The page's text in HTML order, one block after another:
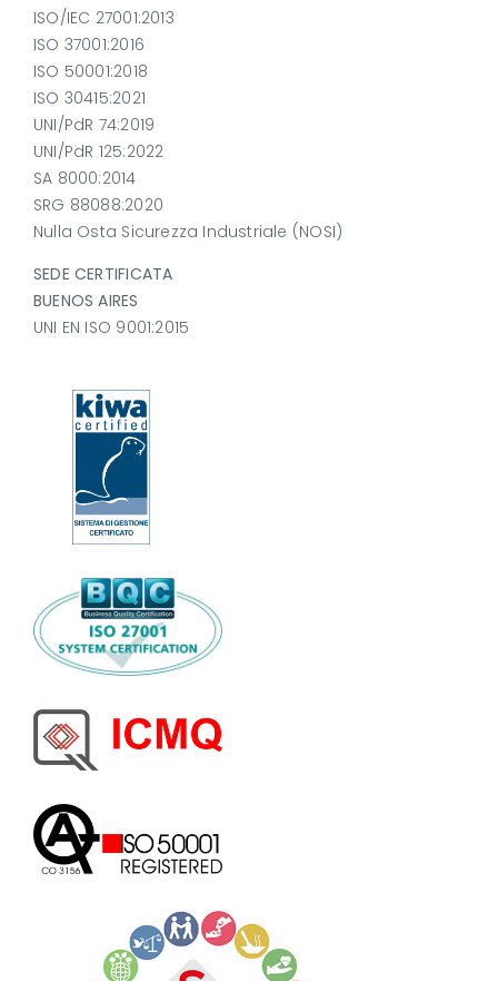
ISO/IEC 27001:2013
ISO 37001:2016
ISO 50001:2018
ISO 30415:2021
UNI/PdR 74:2019
UNI/PdR 125:2022
SA 8000:2014
SRG 88088:2020
Nulla Osta Sicurezza Industriale (NOSI)
SEDE CERTIFICATA
BUENOS AIRES
UNI EN ISO 9001:2015